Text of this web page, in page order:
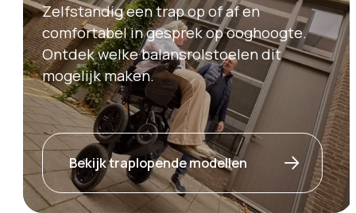
Zelfstandig een trap op of af en
comfortabel in gesprek op ooghoogte.
Ontdek welke balansrolstoelen dit
mogelijk maken.
Bekijk traplopende modellen